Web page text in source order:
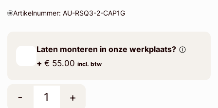
Artikelnummer: AU-RSQ3-2-CAP1G
Laten monteren in onze werkplaats?
+ € 55.00 incl. btw
- +